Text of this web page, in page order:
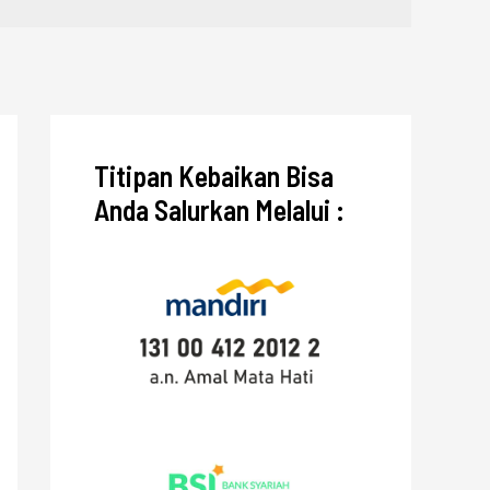
Titipan Kebaikan Bisa
Anda Salurkan Melalui :